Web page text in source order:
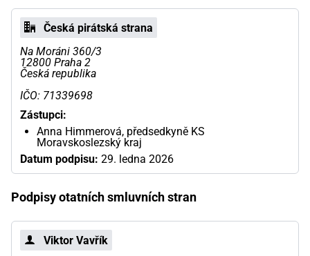
Česká pirátská strana
Na Moráni 360/3
12800 Praha 2
Česká republika
IČO: 71339698
Zástupci:
Anna Himmerová, předsedkyně KS
Moravskoslezský kraj
Datum podpisu: 29. ledna 2026
Podpisy otatních smluvních stran
Viktor Vavřík